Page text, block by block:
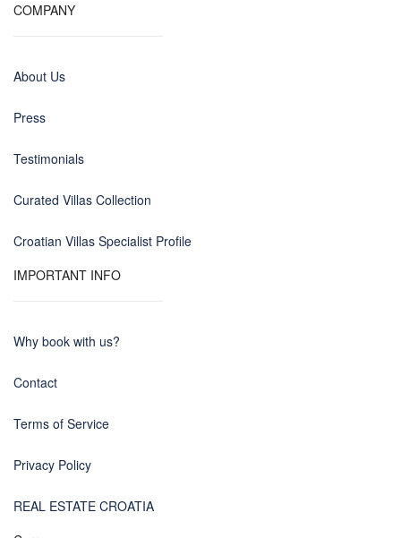
COMPANY
About Us
Press
Testimonials
Curated Villas Collection
Croatian Villas Specialist Profile
IMPORTANT INFO
Why book with us?
Contact
Terms of Service
Privacy Policy
REAL ESTATE CROATIA